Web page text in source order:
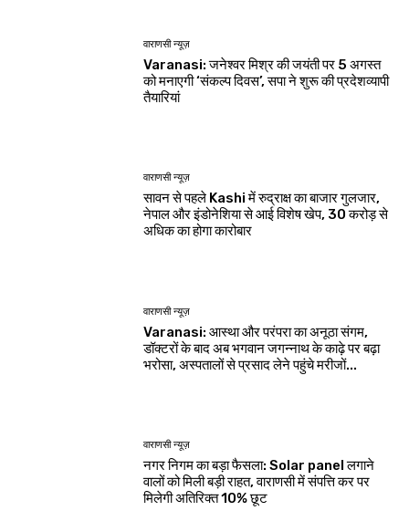
वाराणसी न्यूज़
Varanasi: जनेश्वर मिश्र की जयंती पर 5 अगस्त
को मनाएगी ‘संकल्प दिवस’, सपा ने शुरू की प्रदेशव्यापी
तैयारियां
वाराणसी न्यूज़
सावन से पहले Kashi में रुद्राक्ष का बाजार गुलजार,
नेपाल और इंडोनेशिया से आई विशेष खेप, 30 करोड़ से
अधिक का होगा कारोबार
वाराणसी न्यूज़
Varanasi: आस्था और परंपरा का अनूठा संगम,
डॉक्टरों के बाद अब भगवान जगन्नाथ के काढ़े पर बढ़ा
भरोसा, अस्पतालों से प्रसाद लेने पहुंचे मरीजों...
वाराणसी न्यूज़
नगर निगम का बड़ा फैसला: Solar panel लगाने
वालों को मिली बड़ी राहत, वाराणसी में संपत्ति कर पर
मिलेगी अतिरिक्त 10% छूट